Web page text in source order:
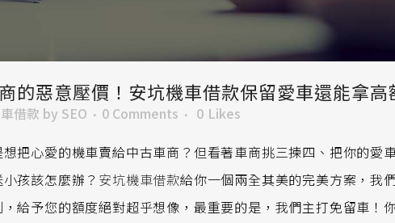
的惡意壓價！安坑機車借款保留愛車還能拿高
借款 by SEO 0 Comments 0 Likes
把心愛的機車賣給中古車商？但看著車商挑三揀四、把你的愛
孩該怎麼辦？ 安坑機車借款給你一個兩全其美的完美方案，我
給予您的額度絕對超乎想像，最重要的是，我們主打免留車！